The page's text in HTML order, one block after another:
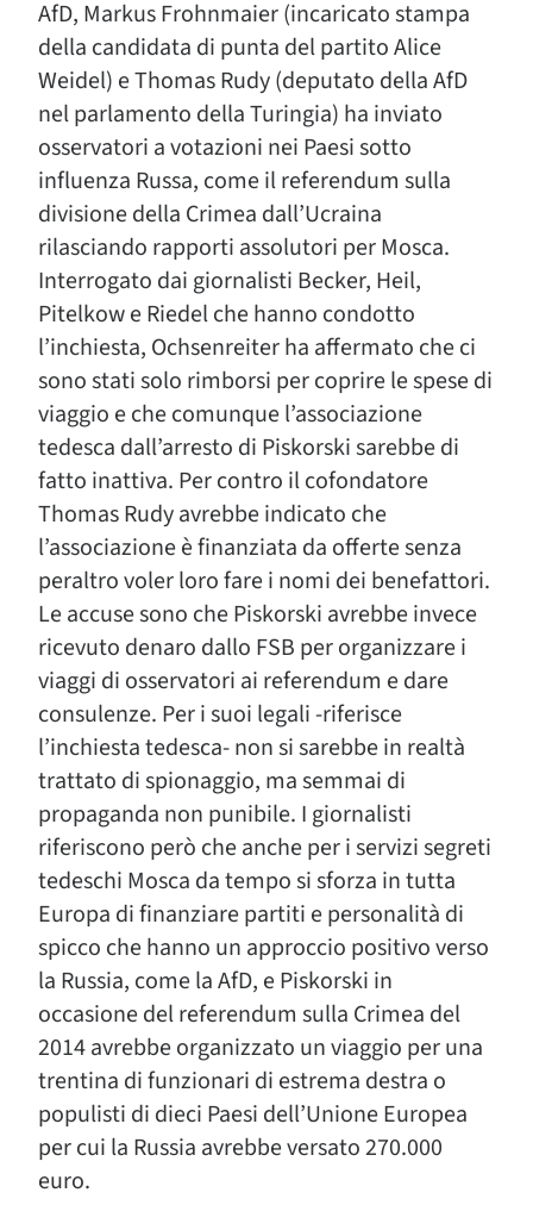
AfD, Markus Frohnmaier (incaricato stampa
della candidata di punta del partito Alice
Weidel) e Thomas Rudy (deputato della AfD
nel parlamento della Turingia) ha inviato
osservatori a votazioni nei Paesi sotto
influenza Russa, come il referendum sulla
divisione della Crimea dall’Ucraina
rilasciando rapporti assolutori per Mosca.
Interrogato dai giornalisti Becker, Heil,
Pitelkow e Riedel che hanno condotto
l’inchiesta, Ochsenreiter ha affermato che ci
sono stati solo rimborsi per coprire le spese di
viaggio e che comunque l’associazione
tedesca dall’arresto di Piskorski sarebbe di
fatto inattiva. Per contro il cofondatore
Thomas Rudy avrebbe indicato che
l’associazione è finanziata da offerte senza
peraltro voler loro fare i nomi dei benefattori.
Le accuse sono che Piskorski avrebbe invece
ricevuto denaro dallo FSB per organizzare i
viaggi di osservatori ai referendum e dare
consulenze. Per i suoi legali -riferisce
l’inchiesta tedesca- non si sarebbe in realtà
trattato di spionaggio, ma semmai di
propaganda non punibile. I giornalisti
riferiscono però che anche per i servizi segreti
tedeschi Mosca da tempo si sforza in tutta
Europa di finanziare partiti e personalità di
spicco che hanno un approccio positivo verso
la Russia, come la AfD, e Piskorski in
occasione del referendum sulla Crimea del
2014 avrebbe organizzato un viaggio per una
trentina di funzionari di estrema destra o
populisti di dieci Paesi dell’Unione Europea
per cui la Russia avrebbe versato 270.000
euro.